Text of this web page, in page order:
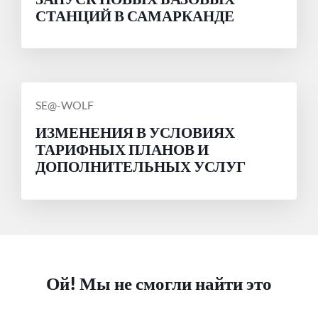
СТАНЦИЙ В САМАРКАНДЕ
СООБЩЕНИЕ
SE@-WOLF
ИЗМЕНЕНИЯ В УСЛОВИЯХ
ТАРИФНЫХ ПЛАНОВ И
ДОПОЛНИТЕЛЬНЫХ УСЛУГ
Ой! Мы не смогли найти это